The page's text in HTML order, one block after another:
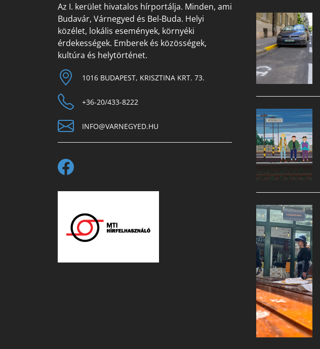
Az I. kerület hivatalos hírportálja. Minden, ami
Budavár, Várnegyed és Bel-Buda. Helyi
közélet, lokális események, környéki
érdekességek. Emberek és közösségek,
kultúra és helytörténet.
1016 BUDAPEST, KRISZTINA KRT. 73.
+36-20/433-8222
INFO@VARNEGYED.HU